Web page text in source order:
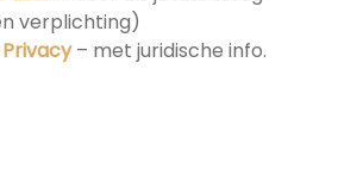
verplichting)
– met juridische info.